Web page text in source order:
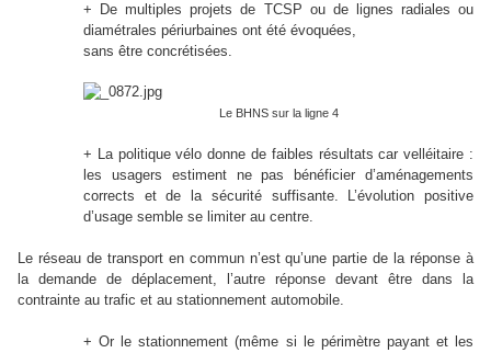
+ De multiples projets de TCSP ou de lignes radiales ou
diamétrales périurbaines ont été évoquées,
sans être concrétisées.
Le BHNS sur la ligne 4
+ La politique vélo donne de faibles résultats car velléitaire :
les usagers estiment ne pas bénéficier d’aménagements
corrects et de la sécurité suffisante. L’évolution positive
d’usage semble se limiter au centre.
Le réseau de transport en commun n’est qu’une partie de la réponse à
la demande de déplacement, l’autre réponse devant être dans la
contrainte au trafic et au stationnement automobile.
+ Or le stationnement (même si le périmètre payant et les